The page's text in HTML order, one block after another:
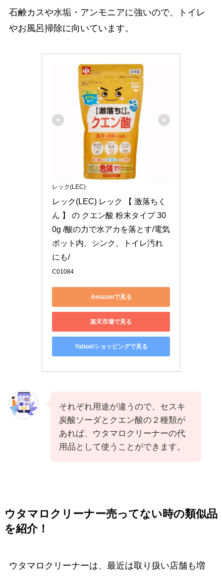
石鹸カスや水垢・アンモニアに強いので、トイレ
やお風呂掃除に向いています。
レック(LEC)
レック(LEC) レック 【 激落ちく
ん 】 の クエン酸 粉末タイプ 30
0g /酸の力で水アカを落とす/電気
ポット内、シンク、トイレ汚れ
にも/
C01084
Amazonで見る
楽天市場で見る
Yahoo!ショッピングで見る
それぞれ用途が違うので、セスキ
炭酸ソーダとクエン酸の２種類が
あれば、ウタマロクリーナーの代
用品として使うことができます。
ウタマロクリーナー売ってない時の類似品
を紹介！
ウタマロクリーナーは、最近は取り扱い店舗も増